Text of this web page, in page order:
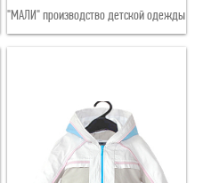
176-84
XXXL
"МАЛИ" производство детской одежды